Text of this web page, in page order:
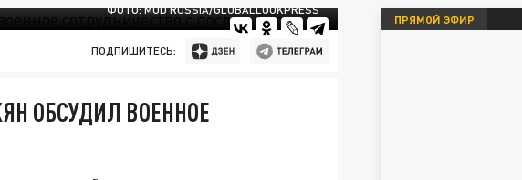
ФОТО: MOD RUSSIA/GLOBALLOOKPRESS
ПОДПИШИТЕСЬ:
ОБСУДИЛ ВОЕННОЕ
ПРЯМОЙ ЭФИР